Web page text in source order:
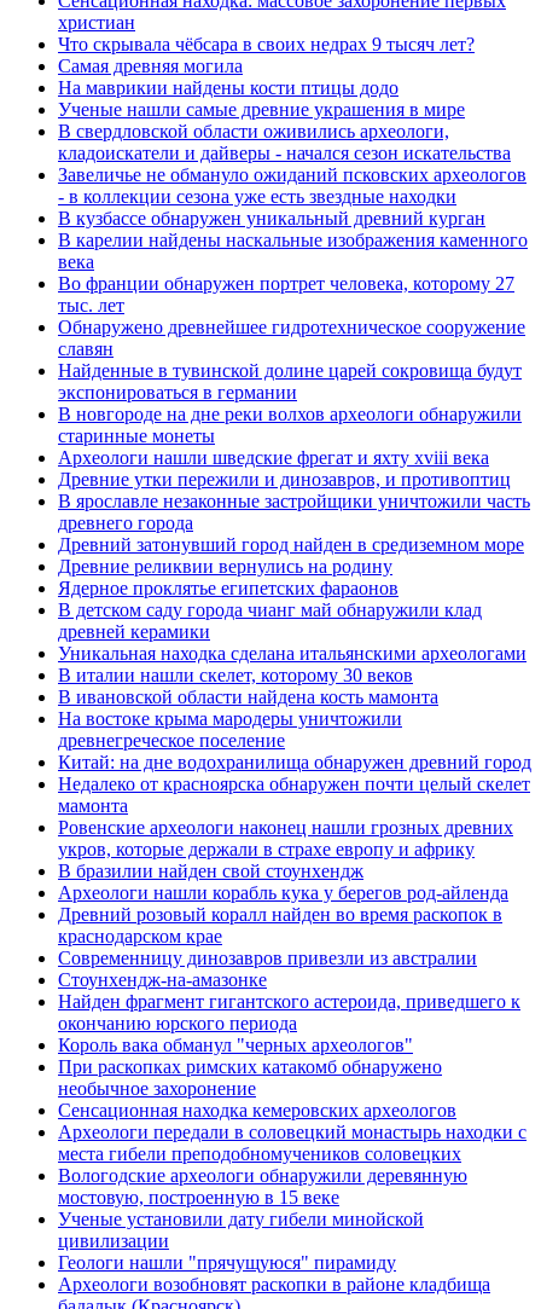
христиан
Что скрывала чёбсара в своих недрах 9 тысяч лет?
Самая древняя могила
На маврикии найдены кости птицы додо
Ученые нашли самые древние украшения в мире
В свердловской области оживились археологи,
кладоискатели и дайверы - начался сезон искательства
Завеличье не обмануло ожиданий псковских археологов
- в коллекции сезона уже есть звездные находки
В кузбассе обнаружен уникальный древний курган
В карелии найдены наскальные изображения каменного
века
Во франции обнаружен портрет человека, которому 27
тыс. лет
Обнаружено древнейшее гидротехническое сооружение
славян
Найденные в тувинской долине царей сокровища будут
экспонироваться в германии
В новгороде на дне реки волхов археологи обнаружили
старинные монеты
Археологи нашли шведские фрегат и яхту xviii века
Древние утки пережили и динозавров, и противоптиц
В ярославле незаконные застройщики уничтожили часть
древнего города
Древний затонувший город найден в средиземном море
Древние реликвии вернулись на родину
Ядерное проклятье египетских фараонов
В детском саду города чианг май обнаружили клад
древней керамики
Уникальная находка сделана итальянскими археологами
В италии нашли скелет, которому 30 веков
В ивановской области найдена кость мамонта
На востоке крыма мародеры уничтожили
древнегреческое поселение
Китай: на дне водохранилища обнаружен древний город
Недалеко от красноярска обнаружен почти целый скелет
мамонта
Ровенские археологи наконец нашли грозных древних
укров, которые держали в страхе европу и африку
В бразилии найден свой стоунхендж
Археологи нашли корабль кука у берегов род-айленда
Древний розовый коралл найден во время раскопок в
краснодарском крае
Современницу динозавров привезли из австралии
Стоунхендж-на-амазонке
Найден фрагмент гигантского астероида, приведшего к
окончанию юрского периода
Король вака обманул "черных археологов"
При раскопках римских катакомб обнаружено
необычное захоронение
Сенсационная находка кемеровских археологов
Археологи передали в соловецкий монастырь находки с
места гибели преподобномучеников соловецких
Вологодские археологи обнаружили деревянную
мостовую, построенную в 15 веке
Ученые установили дату гибели минойской
цивилизации
Геологи нашли "прячущуюся" пирамиду
Археологи возобновят раскопки в районе кладбища